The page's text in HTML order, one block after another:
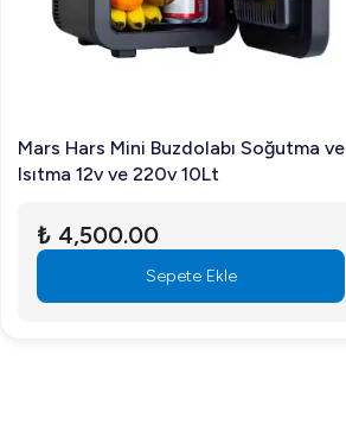
Mars Hars Mini Buzdolabı Soğutma ve
Isıtma 12v ve 220v 10Lt
₺ 4,500.00
Sepete Ekle